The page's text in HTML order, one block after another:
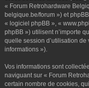
« Forum Retrohardware
belgique.be/forum ») et
« logiciel phpBB », «
phpBB ») utilisent n’importe
quelle session d’utilisation
informations »).
Vos informations sont
naviguant sur « Forum
certain nombre de cookies,